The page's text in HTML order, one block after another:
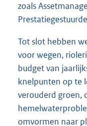
zoals
Tot slot hebben
voor wegen,
budget van
knelpunten op te
verouderd groen,
omvormen naar